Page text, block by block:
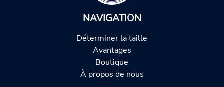
NAVIGATION
Déterminer la taille
Avantages
Boutique
À propos de nous